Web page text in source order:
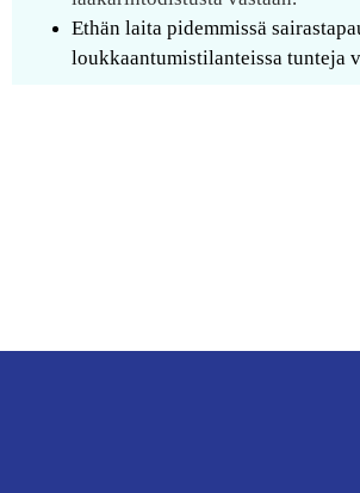
Ethän laita pidemmissä
loukkaantumistilanteissa tunteja